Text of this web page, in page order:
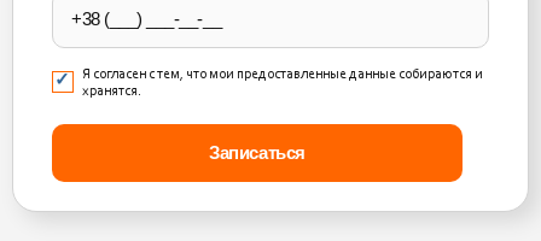
Я согласен с тем, что мои предоставленные данные собираются и
хранятся.